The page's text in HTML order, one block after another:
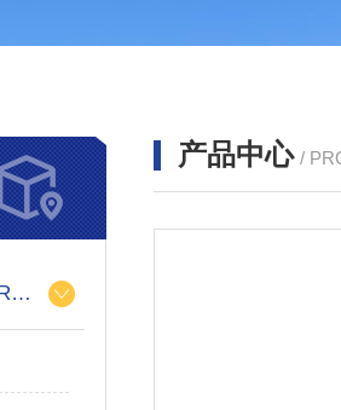
美国parker|PARKER柱塞泵
产品中心 /